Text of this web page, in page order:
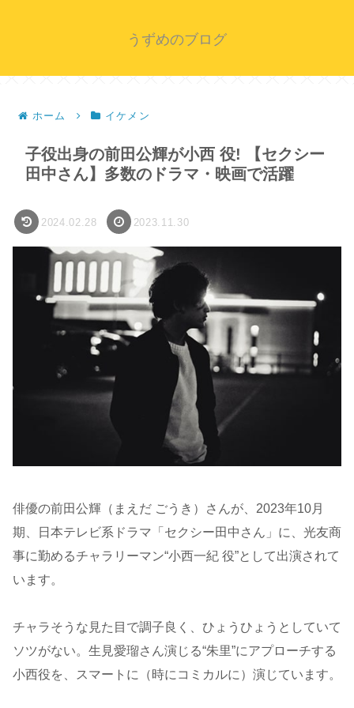
うずめのブログ
ホーム イケメン
子役出身の前田公輝が小西 役! 【セクシー
田中さん】多数のドラマ・映画で活躍
2024.02.28 2023.11.30
俳優の前田公輝（まえだ ごうき）さんが、2023年10月
期、日本テレビ系ドラマ「セクシー田中さん」に、光友商
事に勤めるチャラリーマン“小西一紀 役”として出演されて
います。
チャラそうな見た目で調子良く、ひょうひょうとしていて
ソツがない。生見愛瑠さん演じる“朱里”にアプローチする
小西役を、スマートに（時にコミカルに）演じています。